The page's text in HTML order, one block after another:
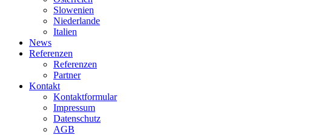
Slowenien
Niederlande
Italien
News
Referenzen
Referenzen
Partner
Kontakt
Kontaktformular
Impressum
Datenschutz
AGB